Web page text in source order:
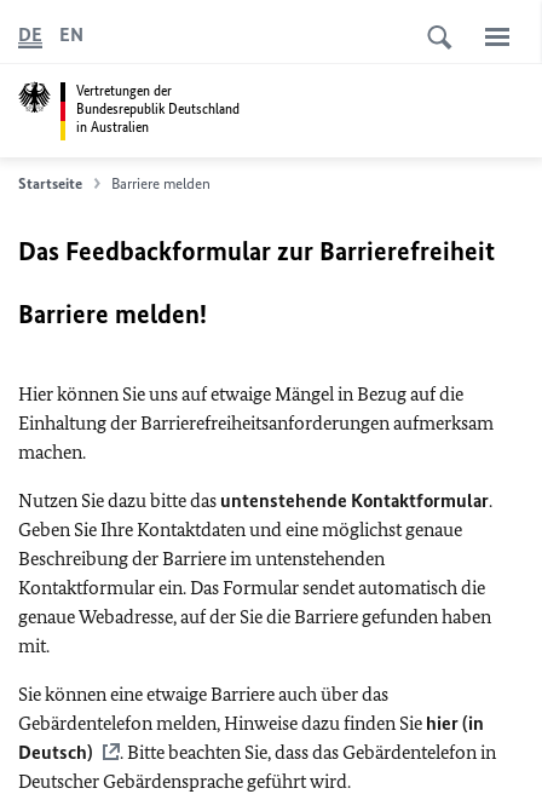
Vertretungen der
Bundesrepublik Deutschland
in Australien
DE EN
Startseite Barriere melden
Das Feedbackformular zur Barrierefreiheit
Barriere melden!
Hier können Sie uns auf etwaige Mängel in Bezug auf die
Einhaltung der Barrierefreiheitsanforderungen aufmerksam
machen.
Nutzen Sie dazu bitte das untenstehende Kontaktformular.
Geben Sie Ihre Kontaktdaten und eine möglichst genaue
Beschreibung der Barriere im untenstehenden
Kontaktformular ein. Das Formular sendet automatisch die
genaue Webadresse, auf der Sie die Barriere gefunden haben
mit.
Sie können eine etwaige Barriere auch über das
Gebärdentelefon melden, Hinweise dazu finden Sie hier (in
Deutsch)
. Bitte beachten Sie, dass das Gebärdentelefon in
Deutscher Gebärdensprache geführt wird.